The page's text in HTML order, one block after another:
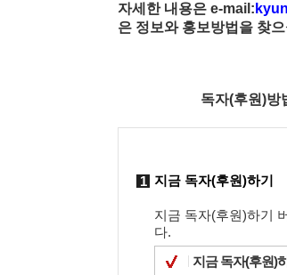
자세한 내용은 e-mail:
은 정보와 홍보방법을 찾
독자(후원)방
1 지금 독자(후원)하기
지금 독자(후원)하기
다.
지금 독자(후원)